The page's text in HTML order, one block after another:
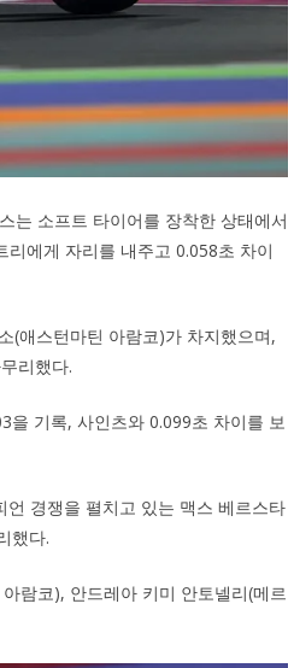
는 소프트 타이어를 장착한 상태에서
에게 자리를 내주고 0.058초 차이
(애스턴마틴 아람코)가 차지했으며,
리했다.
을 기록, 사인츠와 0.099초 차이를 보
경쟁을 펼치고 있는 맥스 베르스타
했다.
람코), 안드레아 키미 안토넬리(메르